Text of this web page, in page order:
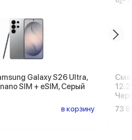
Galaxy S26 Ultra,
SIM + eSIM, Серый
в корзину
73